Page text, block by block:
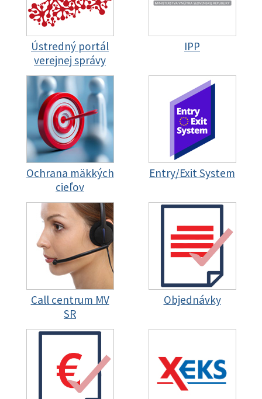
Ústredný portál
verejnej správy
IPP
Ochrana mäkkých
cieľov
Entry/Exit System
Call centrum MV
SR
Objednávky